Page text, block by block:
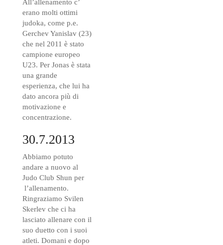
All’allenamento c’
erano molti ottimi
judoka, come p.e.
Gerchev Yanislav (23)
che nel 2011 è stato
campione europeo
U23. Per Jonas è stata
una grande
esperienza, che lui ha
dato ancora più di
motivazione e
concentrazione.
30.7.2013
Abbiamo potuto
andare a nuovo al
Judo Club Shun per
l’allenamento.
Ringraziamo Svilen
Skerlev che ci ha
lasciato allenare con il
suo duetto con i suoi
atleti. Domani e dopo